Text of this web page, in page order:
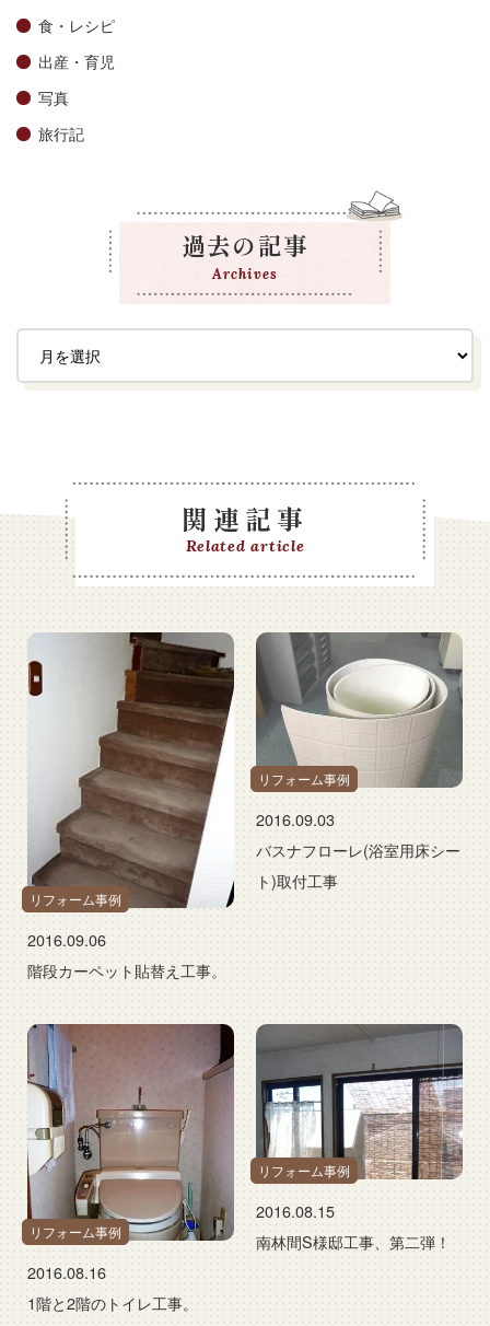
食・レシピ
出産・育児
写真
旅行記
過去の記事
Archives
関連記事
Related article
リフォーム事例
2016.09.06
階段カーペット貼替え工事。
リフォーム事例
2016.09.03
バスナフローレ(浴室用床シー
ト)取付工事
リフォーム事例
2016.08.16
1階と2階のトイレ工事。
リフォーム事例
2016.08.15
南林間S様邸工事、第二弾！